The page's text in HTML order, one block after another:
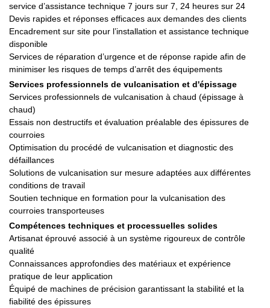
service d’assistance technique 7 jours sur 7, 24 heures sur 24
Devis rapides et réponses efficaces aux demandes des clients
Encadrement sur site pour l’installation et assistance technique
disponible
Services de réparation d’urgence et de réponse rapide afin de
minimiser les risques de temps d’arrêt des équipements
Services professionnels de vulcanisation et d'épissage
Services professionnels de vulcanisation à chaud (épissage à
chaud)
Essais non destructifs et évaluation préalable des épissures de
courroies
Optimisation du procédé de vulcanisation et diagnostic des
défaillances
Solutions de vulcanisation sur mesure adaptées aux différentes
conditions de travail
Soutien technique en formation pour la vulcanisation des
courroies transporteuses
Compétences techniques et processuelles solides
Artisanat éprouvé associé à un système rigoureux de contrôle
qualité
Connaissances approfondies des matériaux et expérience
pratique de leur application
Équipé de machines de précision garantissant la stabilité et la
fiabilité des épissures